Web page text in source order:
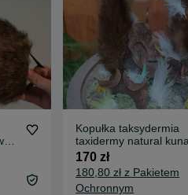
Kopułka taksydermia
taxidermy natural kuna
papuga
170 zł
180,80 zł z Pakietem
Ochronnym